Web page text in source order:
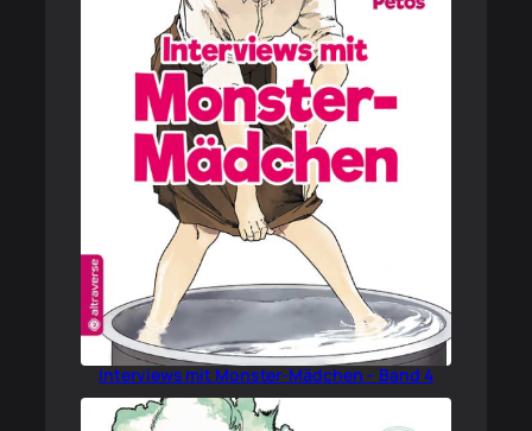
Interviews mit Monster-Mädchen – Band 4